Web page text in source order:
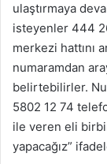
ulaştırmaya
isteyenler 444
merkezi hattını
numaramdan
belirtebilirler.
5802 12 74
ile veren eli
yapacağız”